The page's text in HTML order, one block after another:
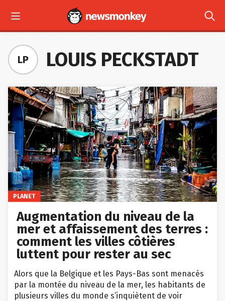
 

LP LOUIS PECKSTADT
PLANET
Augmentation du niveau de la
mer et affaissement des terres :
comment les villes côtières
luttent pour rester au sec
Alors que la Belgique et les Pays-Bas sont menacés
par la montée du niveau de la mer, les habitants de
plusieurs villes du monde s’inquiètent de voir